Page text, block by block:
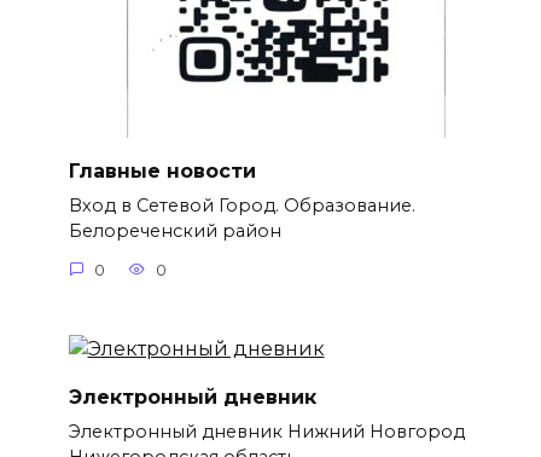
Главные новости
Вход в Сетевой Город. Образование.
Белореченский район
0 0
Электронный дневник
Электронный дневник Нижний Новгород